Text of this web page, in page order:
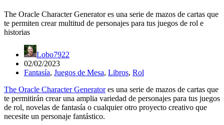
The Oracle Character Generator es una serie de mazos de cartas que
te permiten crear multitud de personajes para tus juegos de rol e
historias
Lobo7922
02/02/2023
Fantasía, Juegos de Mesa, Libros, Rol
The Oracle Character Generatores una serie de mazos de cartas que
te permitirán crear una amplia variedad de personajes para tus juegos
de rol, novelas de fantasía o cualquier otro proyecto creativo que
necesite un personaje fantástico.